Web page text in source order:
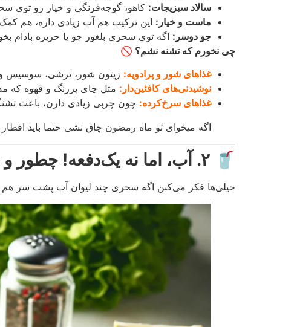
سالاد سبزیجات: کاهو، گوجه‌فرنگی و خیار رو توی
ماست و خیار: این ترکیب هم آب زیادی داره، هم
جو دوسر: اگه توی سحری بلغور جو یا حریره
چی نخورم که تشنه نشم؟ 🚫
غذاهای شور و پرادویه: زیتون شور، ترشی، سوسیس
نوشیدنی‌های کافئین‌دار: مثل چای پررنگ و قهوه
غذاهای سرخ‌کرده: چون چربی زیادی دارن، باعث
اگه میخوای تو ماه رمضون چاق نشی حتما باید
🥤 ۲. آب، اما نه یک‌دفعه! چطور و چقدر آب بخورم؟ 💧
خیلی‌ها فکر می‌کنن اگه سحری چند لیوان آب پشت سر هم